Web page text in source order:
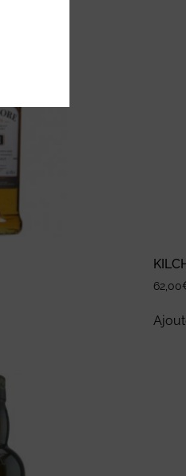
62,00